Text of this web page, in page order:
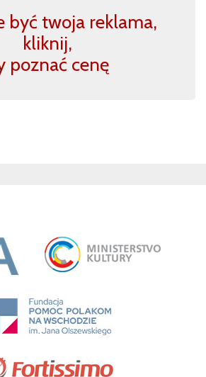
być twoja reklama,
kliknij,
poznać cenę